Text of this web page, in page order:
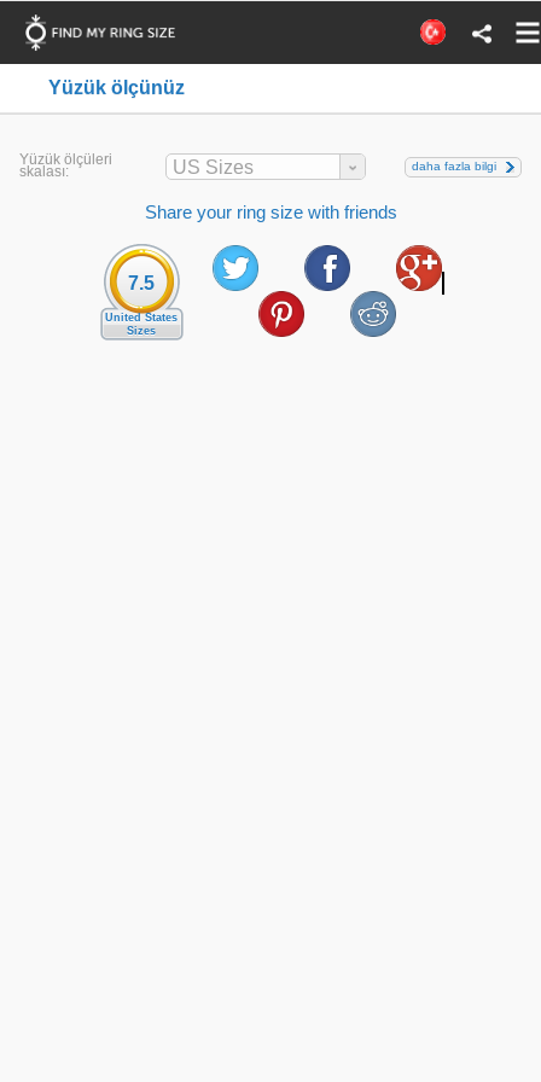
Yüzük ölçünüz
Yüzük ölçüleri
skalası: US Sizes daha fazla bilgi
Share your ring size with friends
7.5
United States
Sizes